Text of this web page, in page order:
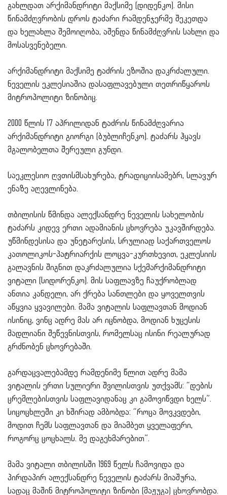
გახლდათ არქიმანდრიტი მაქსიმე (დიდენკო). მისი
წინამძღვრობის დროს ტაძარი რამდენჯერმე შეკეთდა
და ხელახლა შემოიღობა, აშენდა წინამძღვრის სახლი და
მოსასვენებელი.
არქიმანდრიტი მაქსიმე ტაძრის ეზოშია დაკრძალული.
ნეველის ეკლესიაშია დასაფლავებული თეთრიწყაროს
მიტროპოლიტი ზინობიც.
2000 წლის 17 აპრილიდან ტაძრის წინამძღვარია
არქიმანდრიტი გიორგი (ბუბლიჩენკო). ტაძარს ჰყავს
მგალობელთა შერეული გუნდი.
საეკლესიო ღვთისმსახურება, ტრადიციისამებრ, სლავურ
ენაზე აღევლინება.
თბილისის წმინდა ალექსანდრე ნეველის სახელობის
ტაძარს კიდევ ერთი ადამიანის ცხოვრება უკავშირდება.
უწმინდესისა და უნეტარესის, სრულიად საქართველოს
კათოლიკოს-პატრიარქის ლოცვა-კურთხევით, ეკლესიის
გალავნის შიგნით დაკრძალულია სქემარქიმანდრიტი
ვიტალი (სიდორენკო). მის საფლავზე ჩაუქრობლად
ანთია კანდელი, არ ქრება სანთლები და ყოველთვის
აწყვია ყვავილები. მამა ვიტალის საფლავთან მოდიან
ისინიც, ვინც ადრე მას არ იცნობდა, მოდიან ხუცესის
მადლიანი შეწევნისთვის, რომელსაც ისინი რეალურად
გრძნობენ ცხოვრებაში.
გარდაცვალებამდე რამდენიმე წლით ადრე მამა
ვიტალის ერთი სულიერი შვილისთვის უთქვამს: “დების
ცრემლებისთვის საფლავიდანაც კი გამოვიწვდი ხელს”.
სიცოცხლეში კი ხშირად ამბობდა: “როცა მოვკვდები,
მოდით ჩემს საფლავთან და მიამბეთ ყველაფერი,
როგორც ცოცხალს. მე დაგეხმარებით”.
მამა ვიტალი თბილისში 1969 წელს ჩამოვიდა და
პირდაპირ ალექსანდრე ნეველის ტაძარს მიაშურა,
სადაც მაშინ მიტროპოლიტი ზინობი (მაჟუგა) ცხოვრობდა.